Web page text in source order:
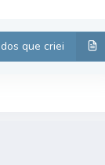
que criei